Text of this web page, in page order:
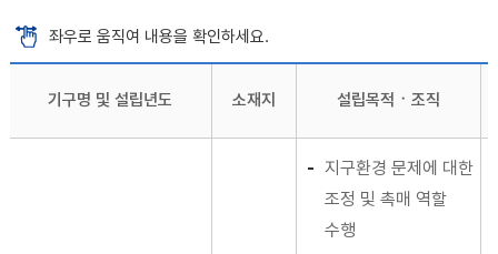
좌우로 움직여 내용을 확인하세요.
기구명 및 설립년도 소재지 설립목적ㆍ조직
지구환경 문제에 대한
조정 및 촉매 역할
수행